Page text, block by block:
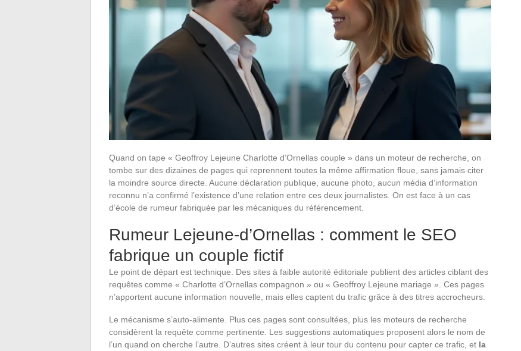
Quand on tape « Geoffroy Lejeune Charlotte d’Ornellas couple » dans un moteur de recherche, on
tombe sur des dizaines de pages qui reprennent toutes la même affirmation floue, sans jamais citer
la moindre source directe. Aucune déclaration publique, aucune photo, aucun média d’information
reconnu n’a confirmé l’existence d’une relation entre ces deux journalistes. On est face à un cas
d’école de rumeur fabriquée par les mécaniques du référencement.
Rumeur Lejeune-d’Ornellas : comment le SEO
fabrique un couple fictif
Le point de départ est technique. Des sites à faible autorité éditoriale publient des articles ciblant des
requêtes comme « Charlotte d’Ornellas compagnon » ou « Geoffroy Lejeune mariage ». Ces pages
n’apportent aucune information nouvelle, mais elles captent du trafic grâce à des titres accrocheurs.
Le mécanisme s’auto-alimente. Plus ces pages sont consultées, plus les moteurs de recherche
considèrent la requête comme pertinente. Les suggestions automatiques proposent alors le nom de
l’un quand on cherche l’autre. D’autres sites créent à leur tour du contenu pour capter ce trafic, et la